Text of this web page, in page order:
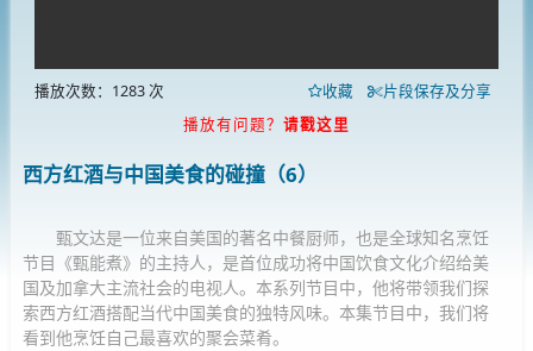
播放次数：1283 次 收藏
片段保存及分享
播放有问题？ 请戳这里
西方红酒与中国美食的碰撞（6）
甄文达是一位来自美国的著名中餐厨师，也是全球知名烹饪
节目《甄能煮》的主持人，是首位成功将中国饮食文化介绍给美
国及加拿大主流社会的电视人。本系列节目中，他将带领我们探
索西方红酒搭配当代中国美食的独特风味。本集节目中，我们将
看到他烹饪自己最喜欢的聚会菜肴。